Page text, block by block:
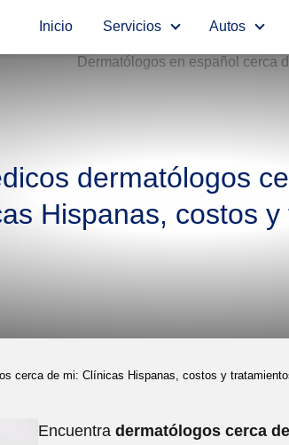
Inicio Servicios Autos
dermatólogos
Hispanas, costos
cerca de mi: Clínicas Hispanas, costos y
Encuentra dermatólogos cerca